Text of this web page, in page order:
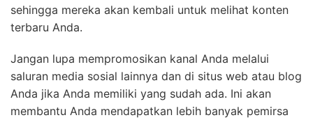
sehingga mereka akan kembali untuk melihat konten
terbaru Anda.
Jangan lupa mempromosikan kanal Anda melalui
saluran media sosial lainnya dan di situs web atau blog
Anda jika Anda memiliki yang sudah ada. Ini akan
membantu Anda mendapatkan lebih banyak pemirsa